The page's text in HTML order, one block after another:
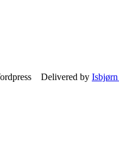
Delivered by